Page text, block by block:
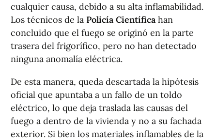
cualquier causa, debido a su alta inflamabilidad.
Los técnicos de la Policía Científica han
concluido que el fuego se originó en la parte
trasera del frigorífico, pero no han detectado
ninguna anomalía eléctrica.
De esta manera, queda descartada la hipótesis
oficial que apuntaba a un fallo de un toldo
eléctrico, lo que deja traslada las causas del
fuego a dentro de la vivienda y no a su fachada
exterior. Si bien los materiales inflamables de la